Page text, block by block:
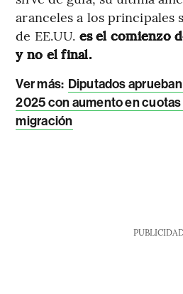
aranceles a los principales
de EE.UU. es el comienzo
y no el final.
Ver más: Diputados
2025 con aumento en cuotas
migración